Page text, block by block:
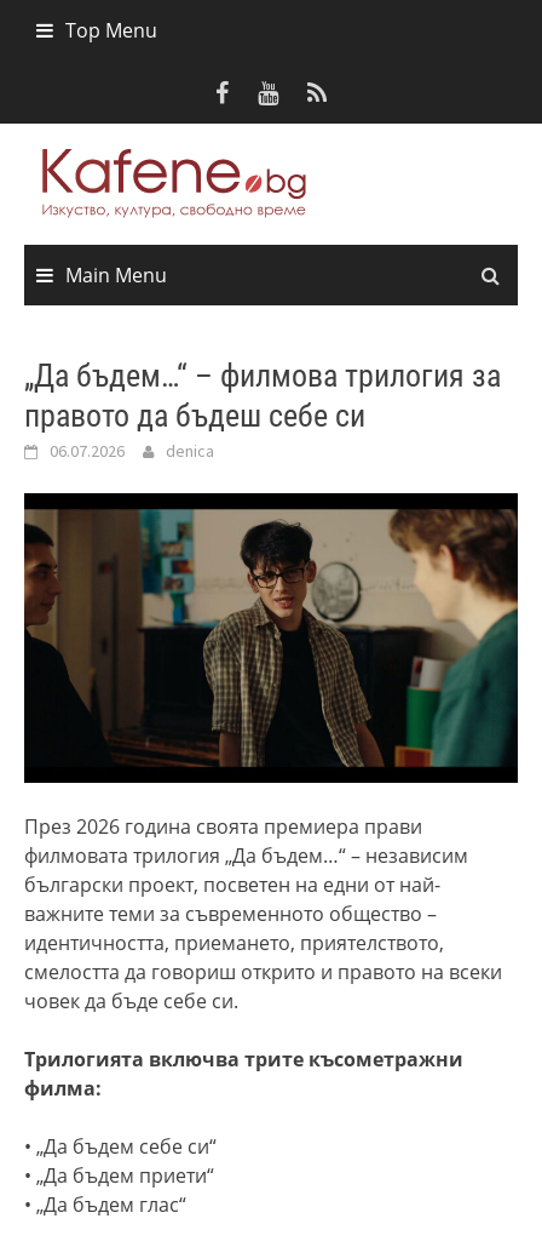
Top Menu
Main Menu
„Да бъдем…“ – филмова трилогия за
правото да бъдеш себе си
06.07.2026 denica
През 2026 година своята премиера прави
филмовата трилогия „Да бъдем…“ – независим
български проект, посветен на едни от най-
важните теми за съвременното общество –
идентичността, приемането, приятелството,
смелостта да говориш открито и правото на всеки
човек да бъде себе си.
Трилогията включва трите късометражни
филма:
• „Да бъдем себе си“
• „Да бъдем приети“
• „Да бъдем глас“